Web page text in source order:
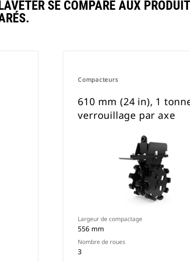
SE COMPARE AUX
Compacteurs
610 mm (24 in), 1
verrouillage par axe
Largeur de compactage
556 mm
Nombre de roues
3